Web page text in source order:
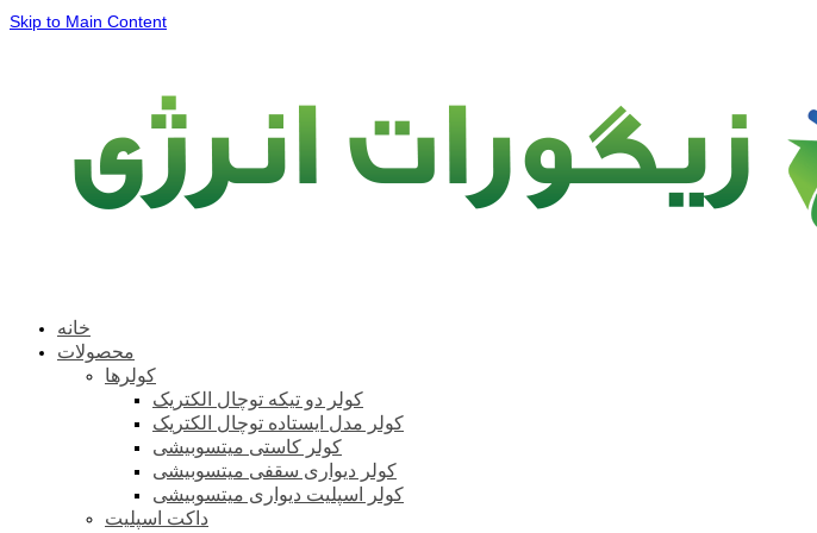
Skip to Main Content
خانه
محصولات
کولرها
کولر دو تیکه توچال الکتریک
کولر مدل ایستاده توچال الکتریک
کولر کاستی میتسوبیشی
کولر دیواری سقفی میتسوبیشی
کولر اسپلیت دیواری میتسوبیشی
داکت اسپلیت